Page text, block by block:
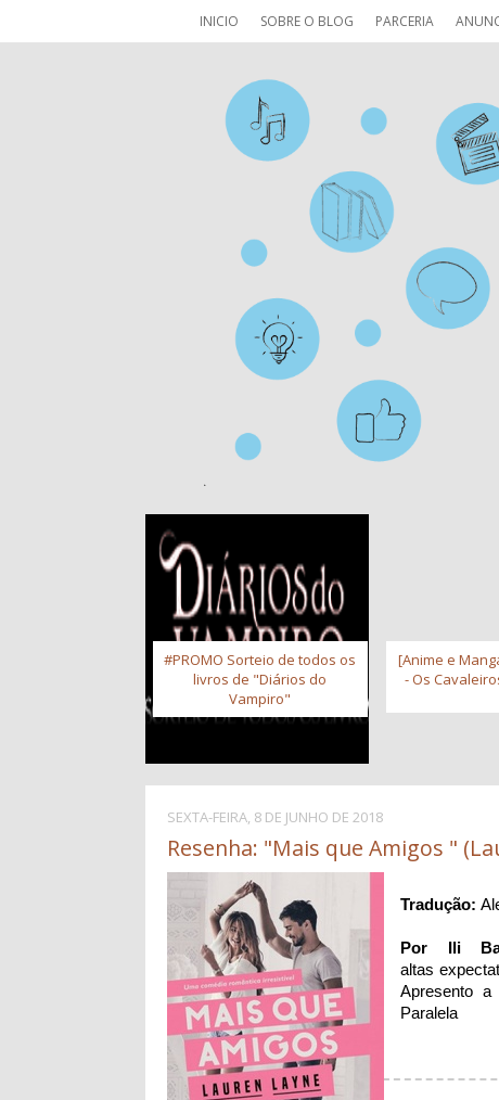
INICIO SOBRE O BLOG PARCERIA
#PROMO Sorteio de todos os
livros de "Diários do
Vampiro"
[Anime e
- Os
SEXTA-FEIRA, 8 DE JUNHO DE 2018
Resenha: "Mais que Amigos "
Tradução:
Por Ili
altas
Apresento
Paralela